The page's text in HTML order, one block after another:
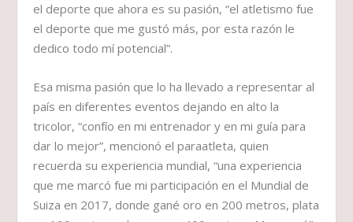
el deporte que ahora es su pasión, “el atletismo fue
el deporte que me gustó más, por esta razón le
dedico todo mí potencial”.
Esa misma pasión que lo ha llevado a representar al
país en diferentes eventos dejando en alto la
tricolor, “confío en mi entrenador y en mi guía para
dar lo mejor”, mencionó el paraatleta, quien
recuerda su experiencia mundial, “una experiencia
que me marcó fue mi participación en el Mundial de
Suiza en 2017, donde gané oro en 200 metros, plata